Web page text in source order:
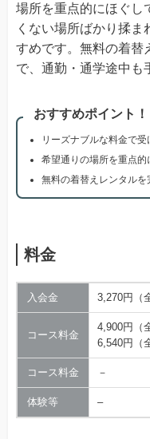
場所を重点的にほぐし
くない場所ばかり揉
すめです。無料の着替
で、通勤・通学途中も
おすすめポイント！
リーズナブルな料金で受
希望通りの場所を重点的
無料の着替えレンタルを
料金
入会金 3,270円（
コース料金
4,900円（
6,540円（
コース料金 －
体験等 –